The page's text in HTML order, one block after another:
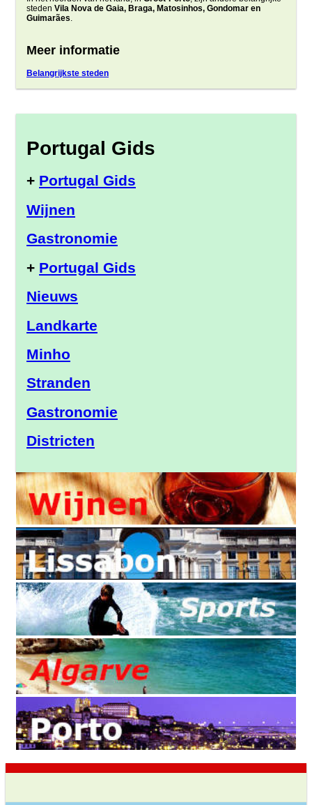
steden Vila Nova de Gaia, Braga, Matosinhos, Gondomar en
Guimarães.
Meer informatie
Belangrijkste steden
Portugal Gids
+ Portugal Gids
Wijnen
Gastronomie
+ Portugal Gids
Nieuws
Landkarte
Minho
Stranden
Gastronomie
Districten